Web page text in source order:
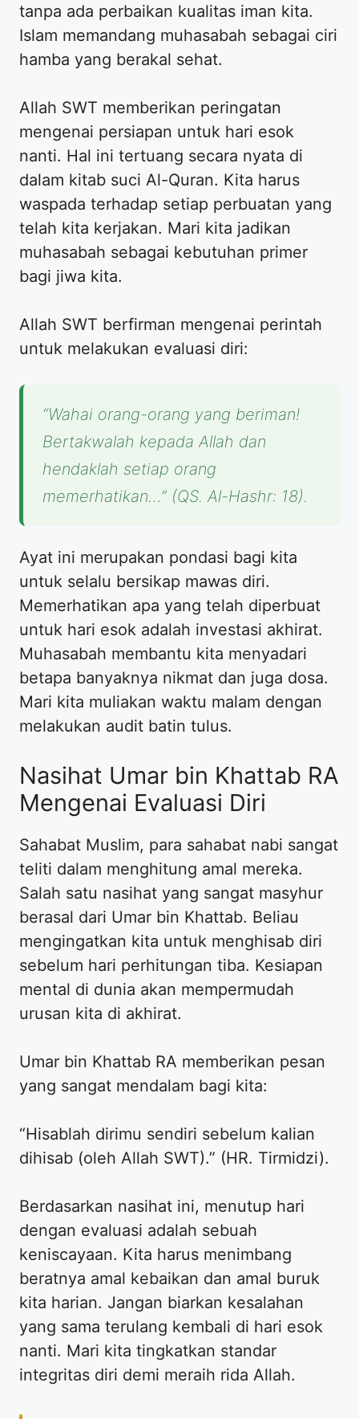
tanpa ada perbaikan kualitas iman kita.
Islam memandang muhasabah sebagai ciri
hamba yang berakal sehat.
Allah SWT memberikan peringatan
mengenai persiapan untuk hari esok
nanti. Hal ini tertuang secara nyata di
dalam kitab suci Al-Quran. Kita harus
waspada terhadap setiap perbuatan yang
telah kita kerjakan. Mari kita jadikan
muhasabah sebagai kebutuhan primer
bagi jiwa kita.
Allah SWT berfirman mengenai perintah
untuk melakukan evaluasi diri:
“Wahai orang-orang yang beriman!
Bertakwalah kepada Allah dan
hendaklah setiap orang
memerhatikan…” (QS. Al-Hashr: 18).
Ayat ini merupakan pondasi bagi kita
untuk selalu bersikap mawas diri.
Memerhatikan apa yang telah diperbuat
untuk hari esok adalah investasi akhirat.
Muhasabah membantu kita menyadari
betapa banyaknya nikmat dan juga dosa.
Mari kita muliakan waktu malam dengan
melakukan audit batin tulus.
Nasihat Umar bin Khattab RA
Mengenai Evaluasi Diri
Sahabat Muslim, para sahabat nabi sangat
teliti dalam menghitung amal mereka.
Salah satu nasihat yang sangat masyhur
berasal dari Umar bin Khattab. Beliau
mengingatkan kita untuk menghisab diri
sebelum hari perhitungan tiba. Kesiapan
mental di dunia akan mempermudah
urusan kita di akhirat.
Umar bin Khattab RA memberikan pesan
yang sangat mendalam bagi kita:
“Hisablah dirimu sendiri sebelum kalian
dihisab (oleh Allah SWT).” (HR. Tirmidzi).
Berdasarkan nasihat ini, menutup hari
dengan evaluasi adalah sebuah
keniscayaan. Kita harus menimbang
beratnya amal kebaikan dan amal buruk
kita harian. Jangan biarkan kesalahan
yang sama terulang kembali di hari esok
nanti. Mari kita tingkatkan standar
integritas diri demi meraih rida Allah.